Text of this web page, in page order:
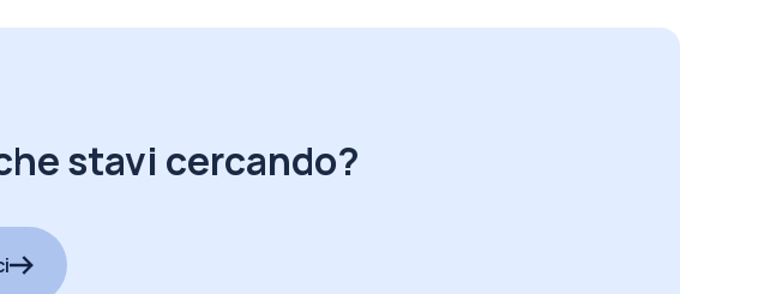
stavi cercando?